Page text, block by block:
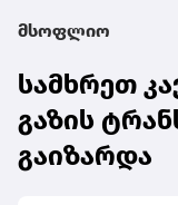
მსოფლიო
სამხრეთ
გაზის
გაიზარდა